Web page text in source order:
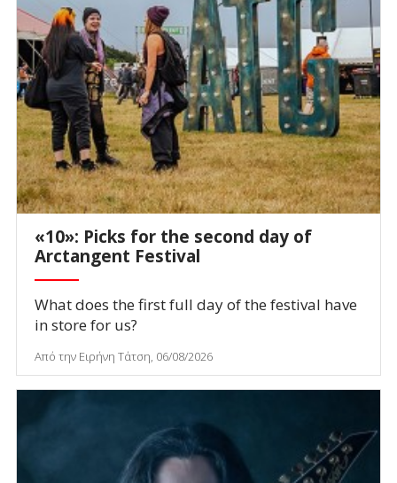
«10»: Picks for the second day of
Arctangent Festival
What does the first full day of the festival have
in store for us?
Από την Ειρήνη Τάτση, 06/08/2026